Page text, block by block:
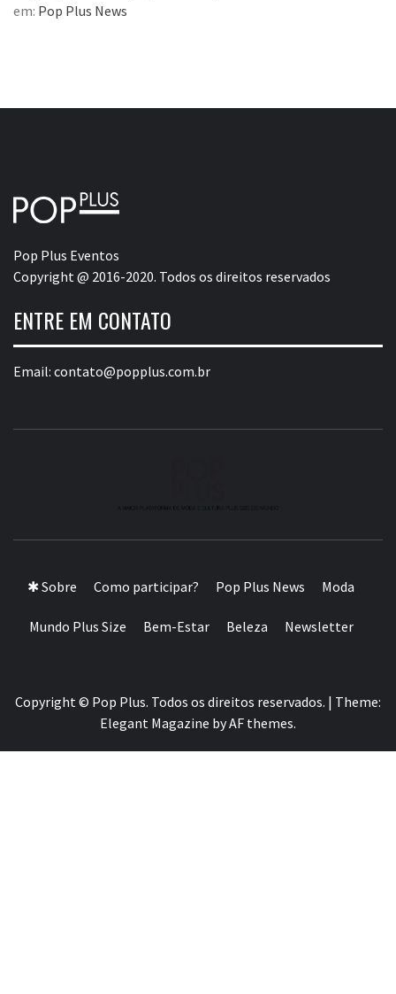
em: Pop Plus News
Pop Plus Eventos
Copyright @ 2016-2020. Todos os direitos reservados
ENTRE EM CONTATO
Email: contato@popplus.com.br
✱ Sobre Como participar? Pop Plus News Moda
Mundo Plus Size Bem-Estar Beleza Newsletter
Copyright © Pop Plus. Todos os direitos reservados. | Theme:
Elegant Magazine byAF themes.